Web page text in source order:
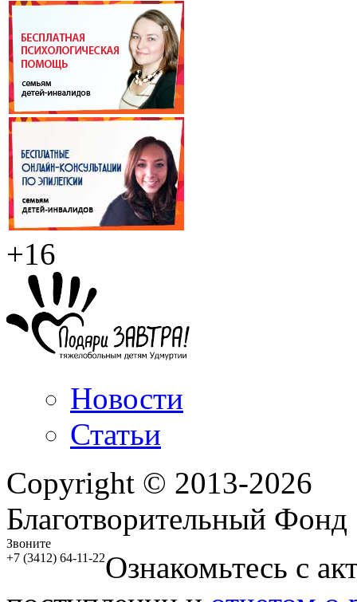
+16
Новости
Статьи
Copyright © 2013-2026
Благотворительный
Звоните
+7 (3412) 64-11-22Ознакомьтесь с